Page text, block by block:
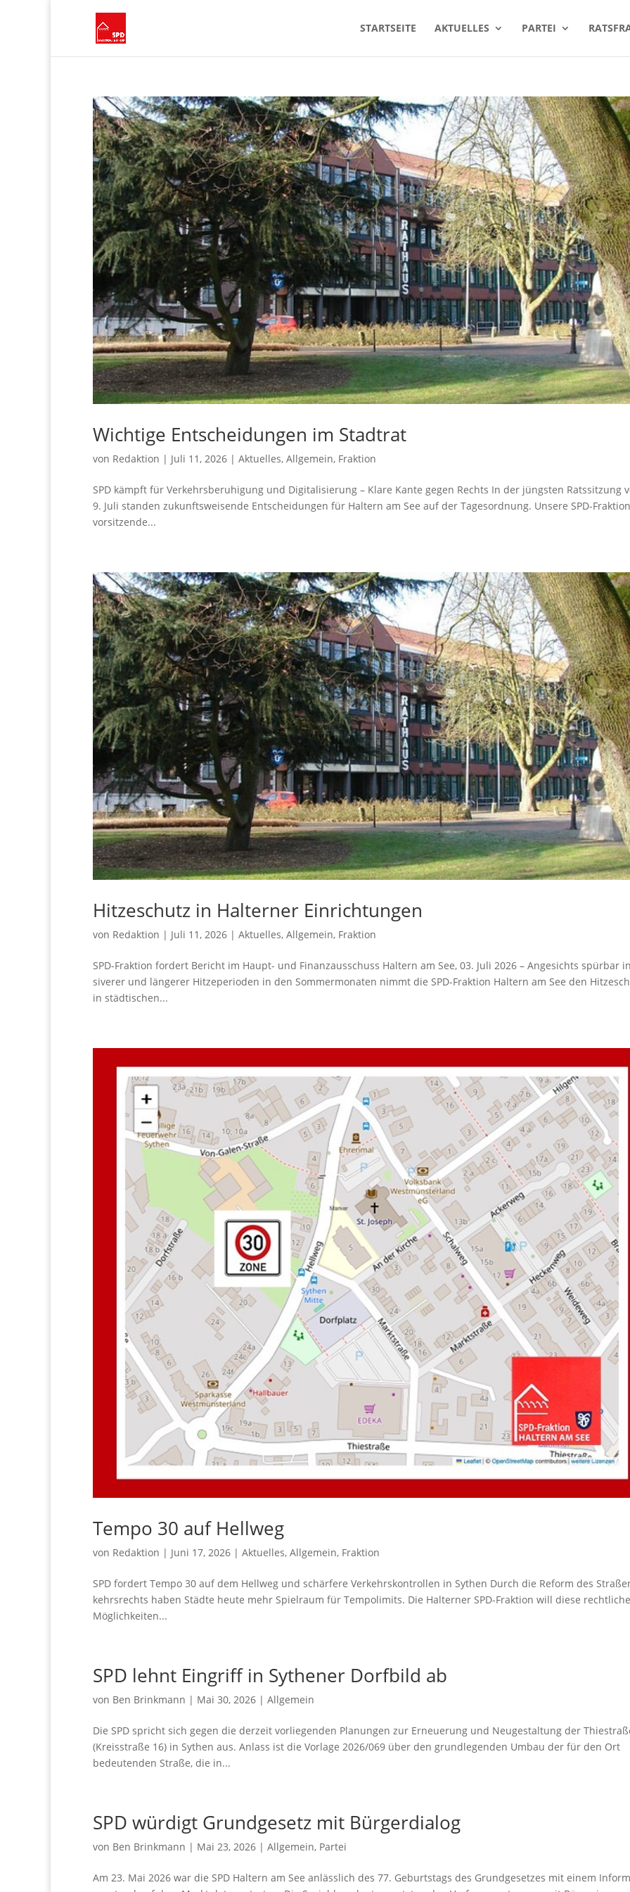
START­SEI­TE AKTU­EL­LES PAR­TEI
Wich­ti­ge Ent­schei­dun­gen im Stadtrat
von Redaktion | Juli 11, 2026 | Aktuelles, Allgemein, Fraktion
SPD kämpft für Ver­kehrs­be­ru­hi­gung und Digi­ta­li­sie­rung – Kla­re Kan­te gegen Rechts In der jüngs­ten Rats­sit­zung
9. Juli stan­den zukunfts­wei­sen­de Ent­schei­dun­gen für Hal­tern am See auf der Tages­ord­nung. Unse­re SPD-
vor­sit­zen­de...
Hit­ze­schutz in Hal­ter­ner Einrichtungen
von Redaktion | Juli 11, 2026 | Aktuelles, Allgemein, Fraktion
SPD-Frak­ti­on for­dert Bericht im Haupt- und Finanzausschuss Hal­tern am See, 03. Juli 2026 – Ange­sichts spür­bar
si­ve­rer und län­ge­rer Hit­ze­pe­ri­oden in den Som­mer­mo­na­ten nimmt die SPD-Frak­ti­on Hal­tern am See den
in städ­ti­schen...
Tem­po 30 auf Hellweg
von Redaktion | Juni 17, 2026 | Aktuelles, Allgemein, Fraktion
SPD for­dert Tem­po 30 auf dem Hell­weg und schär­fe­re Ver­kehrs­kon­trol­len in Sythen Durch die Reform des
kehrs­rechts haben Städ­te heu­te mehr Spiel­raum für Tem­po­li­mits. Die Hal­ter­ner SPD-Frak­ti­on will die­se
Mög­lich­kei­ten...
SPD lehnt Ein­griff in Sythe­ner Dorf­bild ab
von Ben Brinkmann | Mai 30, 2026 | Allgemein
Die SPD spricht sich gegen die der­zeit vor­lie­gen­den Pla­nun­gen zur Erneue­rung und Neu­ge­stal­tung der
(Kreis­stra­ße 16) in Sythen aus. Anlass ist die Vor­la­ge 2026/069 über den grund­le­gen­den Umbau der für den Ort
bedeu­ten­den Stra­ße, die in...
SPD wür­digt Grund­ge­setz mit Bürgerdialog
von Ben Brinkmann | Mai 23, 2026 | Allgemein, Partei
Am 23. Mai 2026 war die SPD Hal­tern am See anläss­lich des 77. Geburts­tags des Grund­ge­set­zes mit einem